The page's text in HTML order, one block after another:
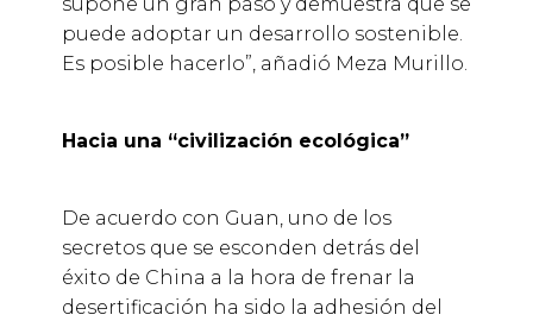
puede adoptar un desarrollo sostenible.
Es posible hacerlo”, añadió Meza Murillo.
Hacia una “civilización ecológica”
De acuerdo con Guan, uno de los
secretos que se esconden detrás del
éxito de China a la hora de frenar la
desertificación ha sido la adhesión del